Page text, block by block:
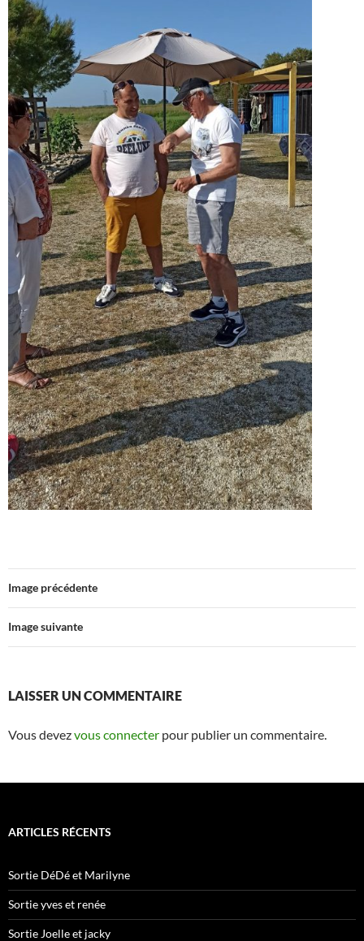
Image précédente
Image suivante
LAISSER UN COMMENTAIRE
Vous devezvous connecter pour publier un commentaire.
ARTICLES RÉCENTS
Sortie DéDé et Marilyne
Sortie yves et renée
Sortie Joelle et jacky